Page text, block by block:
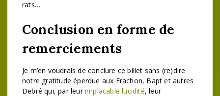
rats…
Conclusion en forme de
remerciements
Je m’en voudrais de conclure ce billet sans (re)dire
notre gratitude éperdue aux Frachon, Bapt et autres
Debré qui, par leurimplacable lucidité, leur